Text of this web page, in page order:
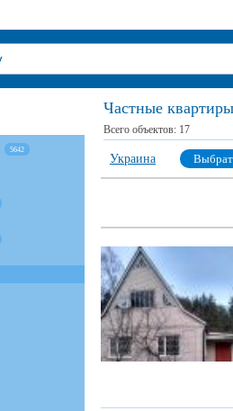
Частные
Всего объектов: 17
Украина
5642